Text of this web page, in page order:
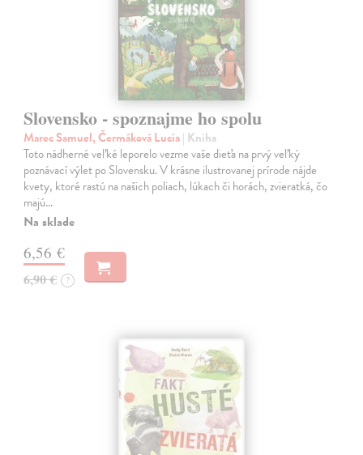
Slovensko - spoznajme ho spolu
Marec Samuel, Čermáková Lucia| Kniha
Toto nádherné veľké leporelo vezme vaše dieťa na prvý veľký
poznávací výlet po Slovensku. V krásne ilustrovanej prírode nájde
kvety, ktoré rastú na našich poliach, lúkach či horách, zvieratká, čo
majú…
Na sklade
6,56 €
6,90 € ?